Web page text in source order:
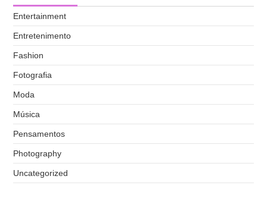
Entertainment
Entretenimento
Fashion
Fotografia
Moda
Música
Pensamentos
Photography
Uncategorized